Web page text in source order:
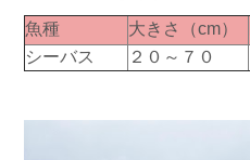
店舗情報
Shop Info.
魚種 大きさ（cm）
シーバス
２０～７０